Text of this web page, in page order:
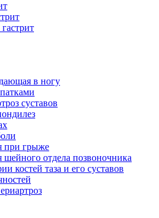
в ногу
суставов
при грыже
шейного отдела позвоночника
костей таза и его суставов